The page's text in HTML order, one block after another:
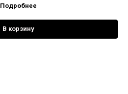
Подробнее
В корзину